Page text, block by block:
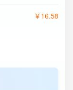
￥ 16.58